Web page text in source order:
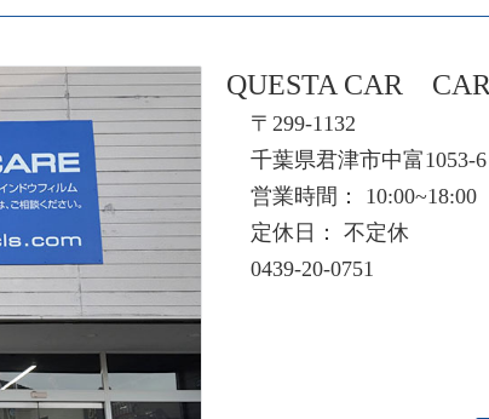
QUESTA CAR
〒299-1132
千葉県君津市中富1053-6
営業時間： 10:00~18:00
定休日： 不定休
0439-20-0751